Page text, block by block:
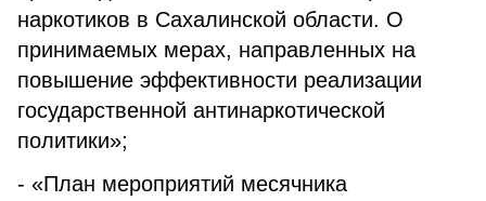
наркотиков в Сахалинской области. О
принимаемых мерах, направленных на
повышение эффективности реализации
государственной антинаркотической
политики»;
- «План мероприятий месячника